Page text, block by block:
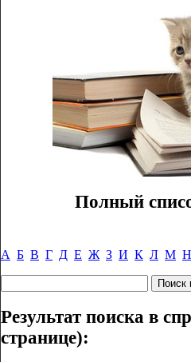
Полный
А Б В Г Д Е Ж З И К Л М Н
Результат поиска в
странице):